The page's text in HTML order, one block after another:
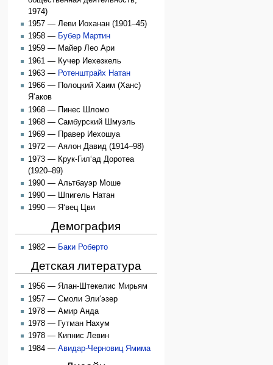
1974)
1957 — Леви Иоханан (1901–45)
1958 — Бубер Мартин
1959 — Майер Лео Ари
1961 — Кучер Иехезкель
1963 — Ротенштрайх Натан
1966 — Полоцкий Хаим (Ханс)
Я‘аков
1968 — Пинес Шломо
1968 — Самбурский Шмуэль
1969 — Правер Иехошуа
1972 — Аялон Давид (1914–98)
1973 — Крук-Гил‘ад Доротеа
(1920–89)
1990 — Альтбауэр Моше
1990 — Шпигель Натан
1990 — Я‘вец Цви
Демография
1982 — Баки Роберто
Детская литература
1956 — Ялан-Штекелис Мирьям
1957 — Смоли Эли‘эзер
1978 — Амир Анда
1978 — Гутман Нахум
1978 — Кипнис Левин
1984 — Авидар-Черновиц Ямима